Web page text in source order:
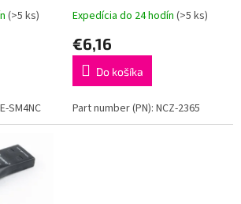
Smart
m
(>5 ks)
SM4NC
USB 3.2 GEN 1, Čierna
Expedícia do 24 hodín (>5 ks)
€6,16
Do košíka
Part number (PN): NCZ-2365